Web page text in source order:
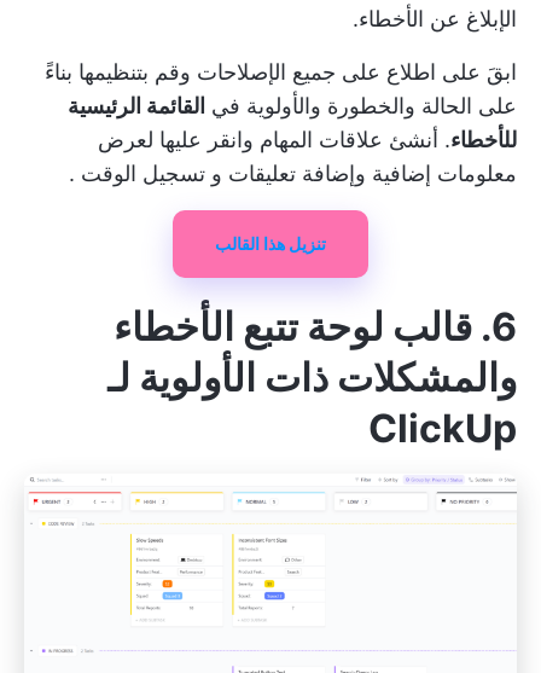
الإبلاغ عن الأخطاء.
ابقَ على اطلاع على جميع الإصلاحات وقم بتنظيمها بناءً
على الحالة والخطورة والأولوية في القائمة الرئيسية
للأخطاء. أنشئ علاقات المهام وانقر عليها لعرض
معلومات إضافية وإضافة تعليقات و تسجيل الوقت .
تنزيل هذا القالب
6. قالب لوحة تتبع الأخطاء
والمشكلات ذات الأولوية لـ
ClickUp